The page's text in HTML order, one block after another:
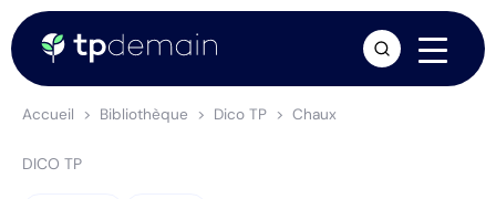
Accueil Bibliothèque Dico TP Chaux
DICO TP
arrow_forward